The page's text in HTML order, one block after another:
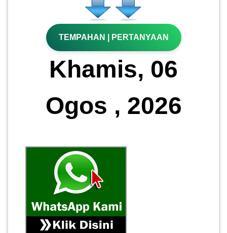
TEMPAHAN | PERTANYAAN
Khamis, 06
Ogos , 2026
PELANCONGAN(1)
PERIBADI(4)
PEKERJAAN(0)
HARTA
BENDA(1)